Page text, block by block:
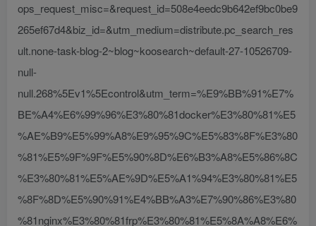
ops_request_misc=&request_id=508e4eedc9b642ef9bc0be9
265ef67d4&biz_id=&utm_medium=distribute.pc_search_res
ult.none-task-blog-2~blog~koosearch~default-27-10526709-
null-
null.268%5Ev1%5Econtrol&utm_term=%E9%BB%91%E7%
BE%A4%E6%99%96%E3%80%81docker%E3%80%81%E5
%AE%B9%E5%99%A8%E9%95%9C%E5%83%8F%E3%80
%81%E5%9F%9F%E5%90%8D%E6%B3%A8%E5%86%8C
%E3%80%81%E5%AE%9D%E5%A1%94%E3%80%81%E5
%8F%8D%E5%90%91%E4%BB%A3%E7%90%86%E3%80
%81nginx%E3%80%81frp%E3%80%81%E5%8A%A8%E6%